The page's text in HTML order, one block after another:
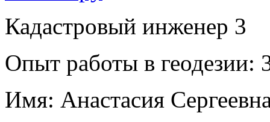
Кадастровый инженер 3
Опыт работы в геодезии:
Имя: Анастасия